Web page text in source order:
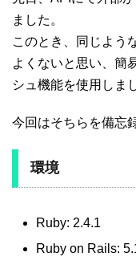
ました。
このとき、同じよう
よくないと思い、簡
シュ機能を使用しま
今回はそちらを備忘
環境
Ruby: 2.4.1
Ruby on Rails: